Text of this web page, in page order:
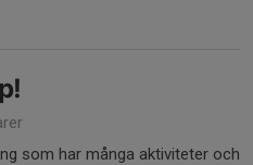
som har många aktiviteter och